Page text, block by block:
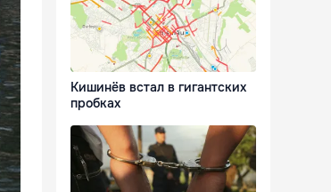
Кишинёв встал в гигантских
пробках